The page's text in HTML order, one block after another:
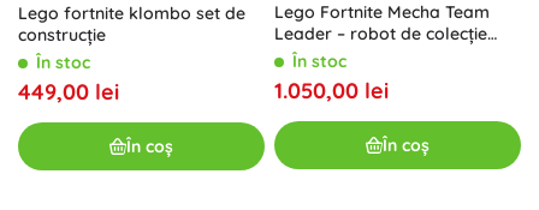
Lego fortnite klombo set de
construcție
În stoc
449,00 lei
În coș
Lego Fortnite Mecha Team
Leader – robot de colecție
construibil pentru adulți
În stoc
1.050,00 lei
În coș